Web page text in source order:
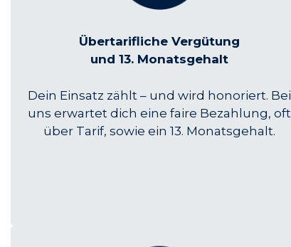
Übertarifliche Vergütung
und 13. Monatsgehalt
Dein Einsatz zählt – und wird honoriert. Bei
uns erwartet dich eine faire Bezahlung, oft
über Tarif, sowie ein 13. Monatsgehalt.